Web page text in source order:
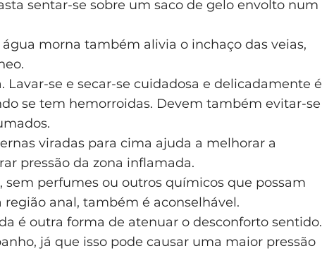
sentar-se sobre um saco de gelo envolto num
morna também alivia o inchaço das veias,
se e secar-se cuidadosa e delicadamente é
se tem hemorroidas. Devem também evitar-se
viradas para cima ajuda a melhorar a
pressão da zona inflamada.
sem perfumes ou outros químicos que possam
anal, também é aconselhável.
é outra forma de atenuar o desconforto sentido.
já que isso pode causar uma maior pressão